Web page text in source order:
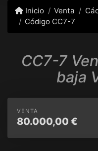
Inicio Venta
Código CC7-7
CC7-7
baja
VENTA
80.000,00 €